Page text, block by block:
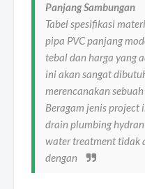
Panjang Sambungan
Tabel spesifikasi
pipa PVC panjang
tebal dan harga yang
ini akan sangat
merencanakan
Beragam jenis
drain plumbing
water treatment tidak
dengan